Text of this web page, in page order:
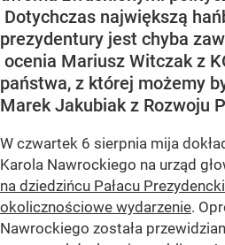
Dotychczas największą
prezydentury jest chyba
ocenia Mariusz Witczak z
państwa, z której możemy
Marek Jakubiak z Rozwoju
W czwartek 6 sierpnia mija
Karola Nawrockiego na urząd
na dziedzińcu Pałacu
okolicznościowe wydarzenie.
Nawrockiego została